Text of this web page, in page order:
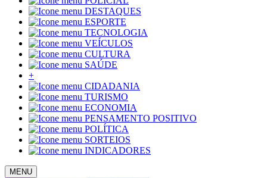
DESTAQUES
ESPORTE
TECNOLOGIA
VEÍCULOS
CULTURA
SAÚDE
+
CIDADANIA
TURISMO
ECONOMIA
PENSAMENTO POSITIVO
POLÍTICA
SORTEIOS
INDICADORES
MENU